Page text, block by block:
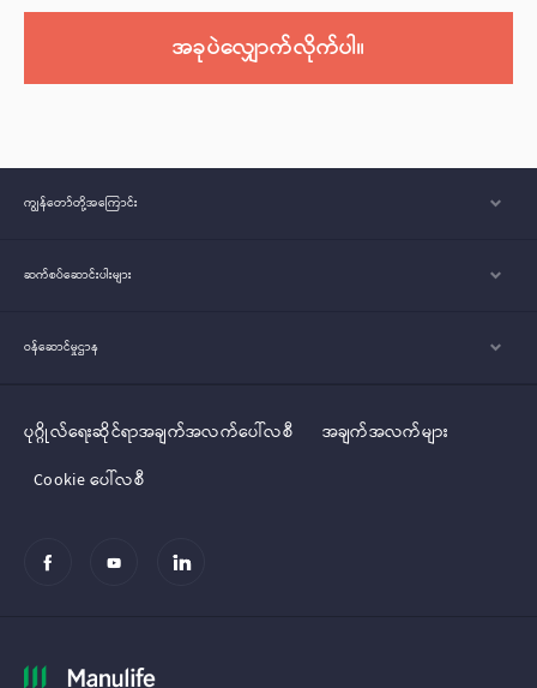
အခုပဲလျှောက်လိုက်ပါ။
ကျွန်တော်တို့အ‌ကြောင်း
ဆက်စပ်ဆောင်းပါးများ
ဝန်ဆောင်မှုဌာန
ပုဂ္ဂိုလ်‌‌‌‌ရေးဆိုင်ရာအချက်အလက်ပေါ်လစီ
အချက်အလက်များ
Cookie ပေါ်လစီ